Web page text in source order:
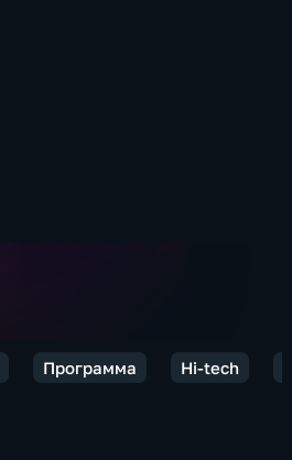
Программа Hi-tech